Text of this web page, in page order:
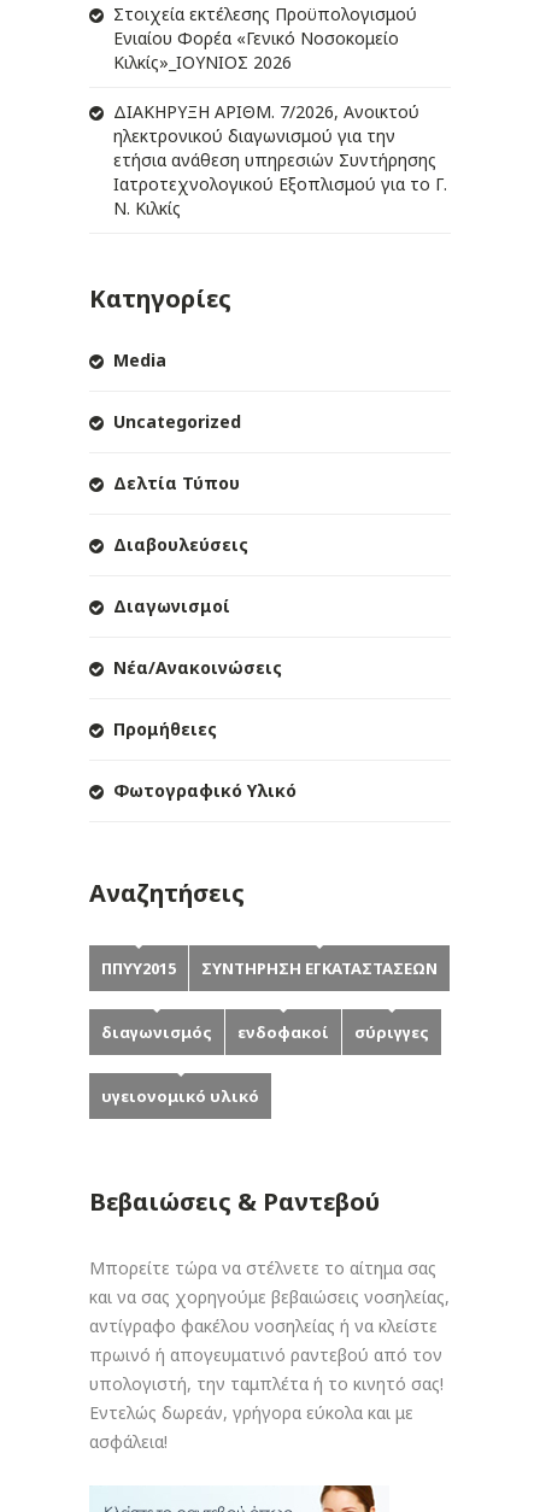
Στοιχεία εκτέλεσης Προϋπολογισμού
Ενιαίου Φορέα «Γενικό Νοσοκομείο
Κιλκίς»_ΙΟΥΝΙΟΣ 2026
ΔIΑΚΗΡΥΞΗ ΑΡIΘΜ. 7/2026, Ανοικτού
ηλεκτρονικού διαγωνισμού για την
ετήσια ανάθεση υπηρεσιών Συντήρησης
Ιατροτεχνολογικού Εξοπλισμού για το Γ.
Ν. Κιλκίς
Κατηγορίες
Media
Uncategorized
Δελτία Τύπου
Διαβουλεύσεις
Διαγωνισμοί
Νέα/Ανακοινώσεις
Προμήθειες
Φωτογραφικό Υλικό
Αναζητήσεις
ΠΠΥΥ2015 ΣΥΝΤΗΡΗΣΗ ΕΓΚΑΤΑΣΤΑΣΕΩΝ
διαγωνισμός ενδοφακοί σύριγγες
υγειονομικό υλικό
Βεβαιώσεις & Ραντεβού
Μπορείτε τώρα να στέλνετε το αίτημα σας
και να σας χορηγούμε βεβαιώσεις νοσηλείας,
αντίγραφο φακέλου νοσηλείας ή να κλείστε
πρωινό ή απογευματινό ραντεβού από τον
υπολογιστή, την ταμπλέτα ή το κινητό σας!
Εντελώς δωρεάν, γρήγορα εύκολα και με
ασφάλεια!